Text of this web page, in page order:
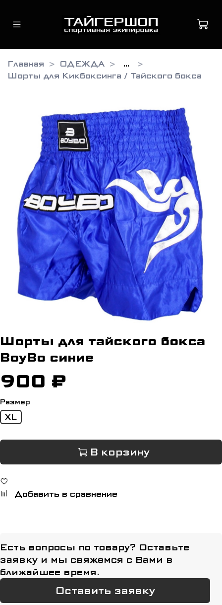
Главная ОДЕЖДА
...
Шорты для Кикбоксинга / Тайского бокса
Шорты для тайского бокса
BoyBo синие
900 ₽
Размер
XL
В корзину
Добавить в сравнение
Есть вопросы по товару? Оставьте
заявку и мы свяжемся с Вами в
ближайшее время.
Оставить заявку